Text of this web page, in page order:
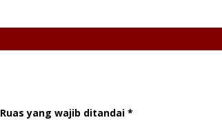
Ruas yang wajib ditandai *